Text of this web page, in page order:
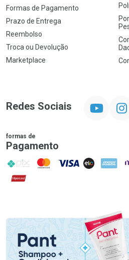
Formas de Pagamento
Prazo de Entrega
Reembolso
Troca ou Devolução
Marketplace
Redes Sociais
formas de
Pagamento
PIX MasterCard
VISA ELO AMEX
Hipercard
Promoção em